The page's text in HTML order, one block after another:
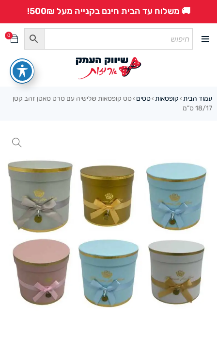
🚚 משלוח עד הבית חינם בקנייה מעל 500₪!
0
עמוד הבית › קופסאות ›סטים › סט קופסאות שלישיה עם סרט סאטן זהב קטן
18/17 ס”מ